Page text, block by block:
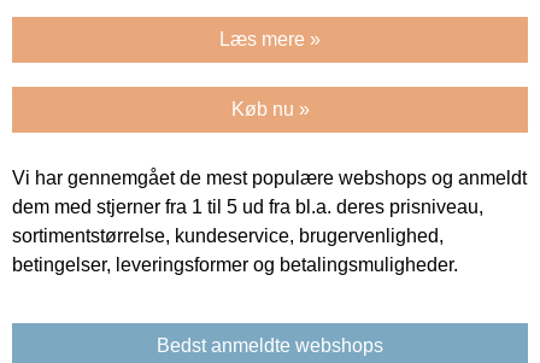
Læs mere »
Køb nu »
Vi har gennemgået de mest populære webshops og anmeldt
dem med stjerner fra 1 til 5 ud fra bl.a. deres prisniveau,
sortimentstørrelse, kundeservice, brugervenlighed,
betingelser, leveringsformer og betalingsmuligheder.
Bedst anmeldte webshops